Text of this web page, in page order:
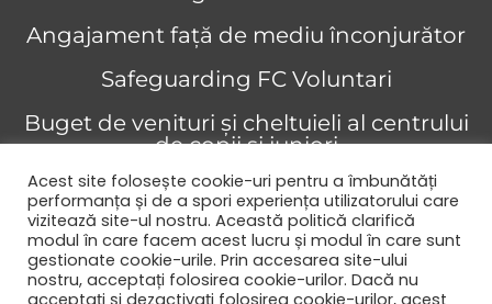
Angajament față de mediu înconjurător
Safeguarding FC Voluntari
Buget de venituri și cheltuieli al centrului
de copii și juniori
Angajament privind drepturile omului
Copyright © 2026 FC Voluntari
Acest site folosește cookie-uri pentru a îmbunătăți
performanța și de a spori experiența utilizatorului care
vizitează site-ul nostru. Această politică clarifică
modul în care facem acest lucru și modul în care sunt
gestionate cookie-urile. Prin accesarea site-ului
nostru, acceptați folosirea cookie-urilor. Dacă nu
acceptați și dezactivați folosirea cookie-urilor, acest